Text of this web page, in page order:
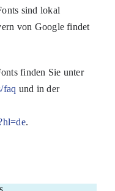
sind lokal
von Google findet
finden Sie unter
faq und in der
.